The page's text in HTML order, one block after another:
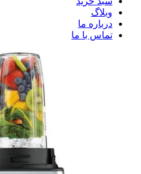
وبلاگ
درباره ما
تماس با ما